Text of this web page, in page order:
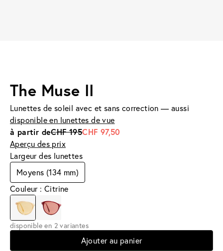
The Muse II
Lunettes de soleil avec et sans correction — aussi
disponible en lunettes de vue
à partir deCHF 195CHF 97,50
Aperçu des prix
Largeur des lunettes
Moyens (134 mm)
Couleur : Citrine
disponible en 2 variantes
Ajouter au panier